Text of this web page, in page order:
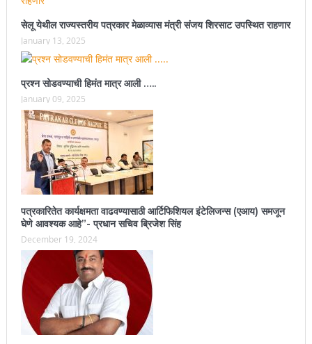
सेलू येथील राज्यस्तरीय पत्रकार मेळाव्यास मंत्री संजय शिरसाट उपस्थित राहणार
January 13, 2025
प्रश्न सोडवण्याची हिमंत मात्र आली …..
January 09, 2025
पत्रकारितेत कार्यक्षमता वाढवण्यासाठी आर्टिफिशियल इंटेलिजन्स (एआय) समजून
घेणे आवश्यक आहे”- प्रधान सचिव ब्रिजेश सिंह
December 19, 2024